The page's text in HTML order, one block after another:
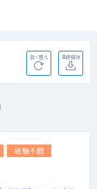
並べ替え 条件保存
経験不問